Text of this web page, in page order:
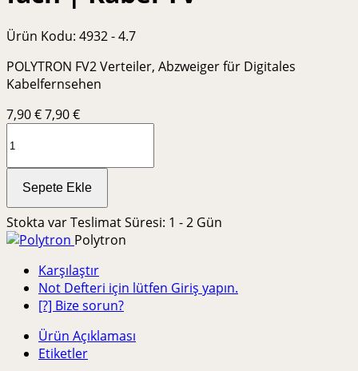
Ürün Kodu: 4932 - 4.7
POLYTRON FV2 Verteiler, Abzweiger für Digitales
Kabelfernsehen
7,90€7,90 €
Sepete Ekle
Stokta varTeslimat Süresi: 1 - 2 Gün
Polytron
Karşılaştır
Not Defteri için lütfen Giriş yapın.
[?] Bize sorun?
Ürün Açıklaması
Etiketler